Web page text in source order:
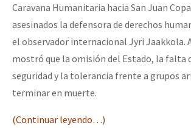
Caravana Humanitaria hacia San Juan
asesinados la defensora de derechos
el observador internacional Jyri Jaakkola.
mostró que la omisión del Estado, la falta
seguridad y la tolerancia frente a grupos
terminar en muerte.
(Continuar leyendo…)